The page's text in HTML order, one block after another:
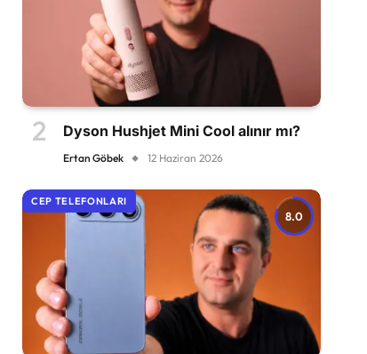
Dyson Hushjet Mini Cool alınır mı?
Ertan Göbek 12 Haziran 2026
8.0
CEP TELEFONLARI